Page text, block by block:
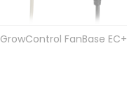
GrowControl FanBase EC+